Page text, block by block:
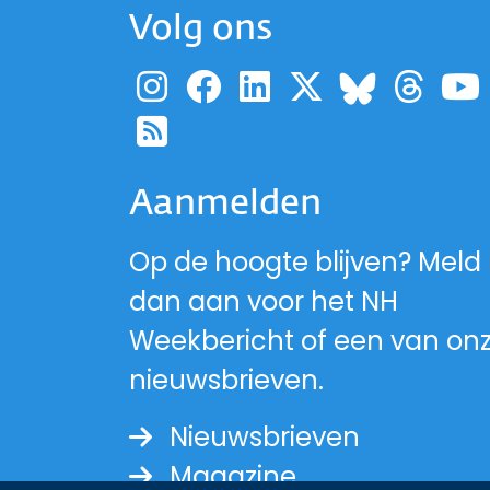
Volg ons
Ga naar de
Ga naar de
Ga naar de
Ga naar
Ga
Ga naar de RSS-
Aanmelden
Op de hoogte blijven? Meld
dan aan voor het NH
Weekbericht of een van
nieuwsbrieven.
Nieuwsbrieven
Magazine